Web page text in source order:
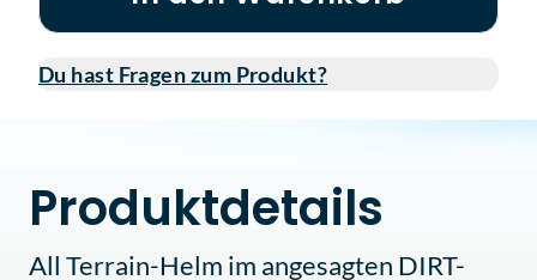
Du hast Fragen zum Produkt?
Produktdetails
All Terrain-Helm im angesagten DIRT-